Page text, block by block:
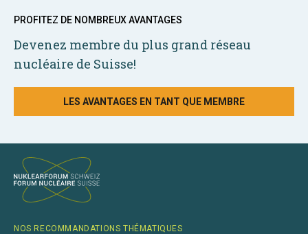
PROFITEZ DE NOMBREUX AVANTAGES
Devenez membre du plus grand réseau
nucléaire de Suisse!
LES AVANTAGES EN TANT QUE MEMBRE
NOS RECOMMANDATIONS THÉMATIQUES